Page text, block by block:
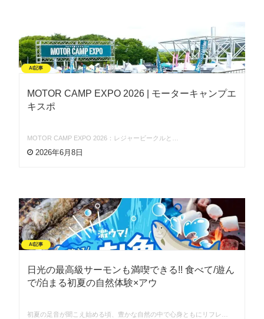
AI記事
MOTOR CAMP EXPO 2026 | モーターキャンプエ
キスポ
MOTOR CAMP EXPO 2026：レジャービークルと…
2026年6月8日
AI記事
日光の最高級サーモンも満喫できる!! 食べて/遊ん
で/泊まる初夏の自然体験×アウ
初夏の足音が聞こえ始める頃、豊かな自然の中で心身ともにリフレ…